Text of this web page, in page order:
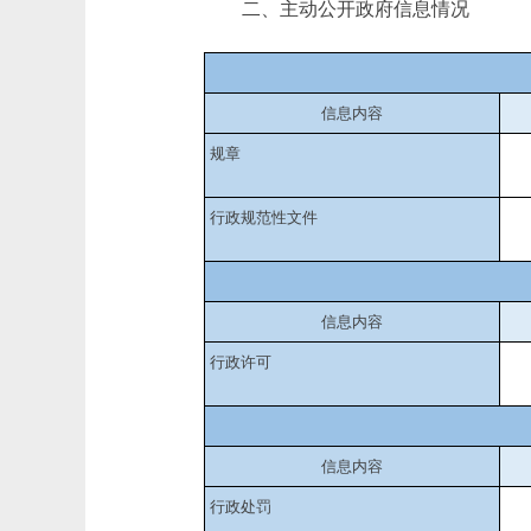
二、主动公开政府信息情况
信息内容
规章
行政规范性文件
信息内容
行政许可
信息内容
行政处罚